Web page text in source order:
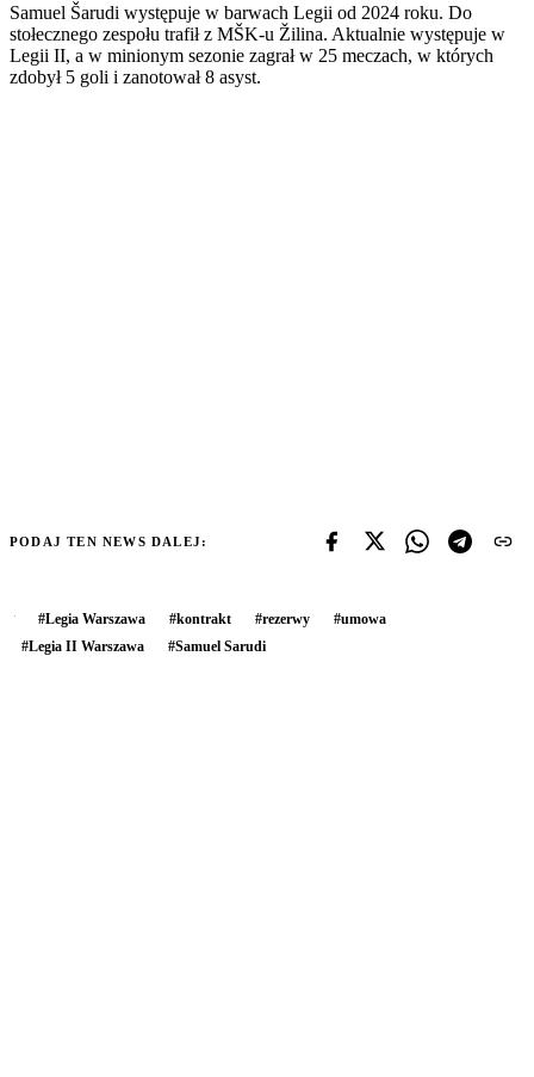
Samuel Šarudi występuje w barwach Legii od 2024 roku. Do
stołecznego zespołu trafił z MŠK-u Žilina. Aktualnie występuje w
Legii II, a w minionym sezonie zagrał w 25 meczach, w których
zdobył 5 goli i zanotował 8 asyst.
PODAJ TEN NEWS DALEJ:
#Legia Warszawa #kontrakt #rezerwy #umowa
#Legia II Warszawa #Samuel Sarudi